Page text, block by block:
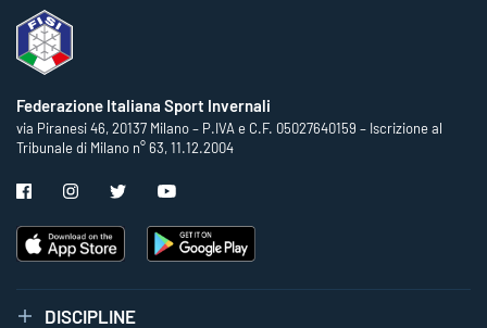
Federazione Italiana Sport Invernali
via Piranesi 46, 20137 Milano – P.IVA e C.F. 05027640159 – Iscrizione al
Tribunale di Milano n° 63, 11.12.2004
DISCIPLINE